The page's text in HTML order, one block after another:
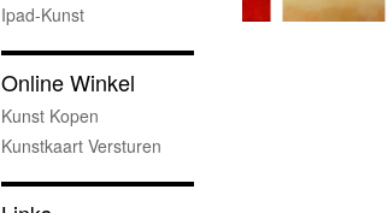
Ipad-Kunst
Online Winkel
Kunst Kopen
Kunstkaart Versturen